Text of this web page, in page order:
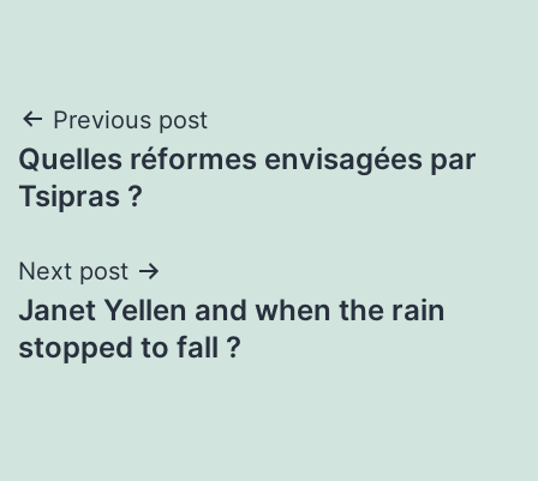
Post
navigation
Previous post
Quelles réformes envisagées par
Tsipras ?
Next post
Janet Yellen and when the rain
stopped to fall ?